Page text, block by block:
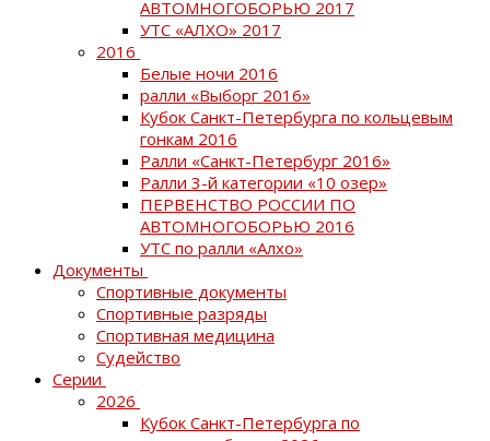
АВТОМНОГОБОРЬЮ 2017
УТС «АЛХО» 2017
2016
Белые ночи 2016
ралли «Выборг 2016»
Кубок Санкт-Петербурга по кольцевым
гонкам 2016
Ралли «Санкт-Петербург 2016»
Ралли 3-й категории «10 озер»
ПЕРВЕНСТВО РОССИИ ПО
АВТОМНОГОБОРЬЮ 2016
УТС по ралли «Алхо»
Документы
Спортивные документы
Спортивные разряды
Спортивная медицина
Судейство
Серии
2026
Кубок Санкт-Петербурга по